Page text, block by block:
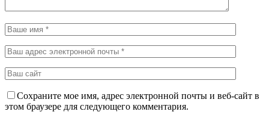
Сохраните мое имя, адрес электронной почты и веб-сайт в
этом браузере для следующего комментария.